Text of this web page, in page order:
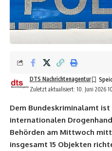
Zuletzt aktualisiert: 10. Juni 2026
DTS Nachrichtenagentur
Dem Bundeskriminalamt ist
internationalen
Behörden am Mittwoch
insgesamt 15 Objekten